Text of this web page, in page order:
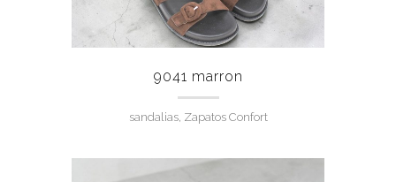
9041 marron
sandalias, Zapatos Confort